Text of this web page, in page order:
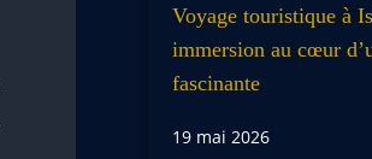
Voyage touristique à
immersion au cœur
fascinante
19 mai 2026